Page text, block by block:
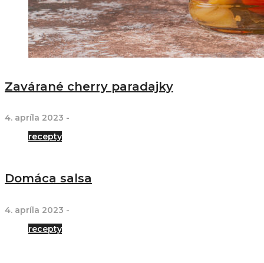
Zavárané cherry paradajky
4. apríla 2023 -
recepty
Domáca salsa
4. apríla 2023 -
recepty